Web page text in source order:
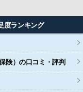
度ランキング
険）の口コミ・評判